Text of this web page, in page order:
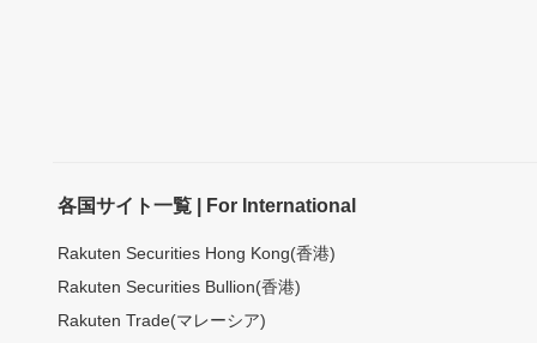
各国サイト一覧 | For International
Rakuten Securities Hong Kong(香港)
Rakuten Securities Bullion(香港)
Rakuten Trade(マレーシア)